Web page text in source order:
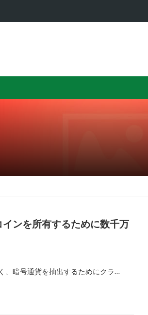
ンを所有するために数千万
、暗号通貨を抽出するためにクラ…